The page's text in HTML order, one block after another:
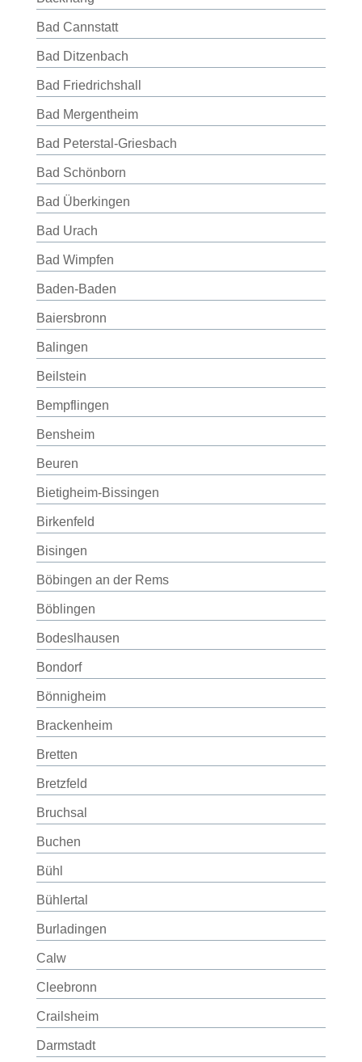
Bad Cannstatt
Bad Ditzenbach
Bad Friedrichshall
Bad Mergentheim
Bad Peterstal-Griesbach
Bad Schönborn
Bad Überkingen
Bad Urach
Bad Wimpfen
Baden-Baden
Baiersbronn
Balingen
Beilstein
Bempflingen
Bensheim
Beuren
Bietigheim-Bissingen
Birkenfeld
Bisingen
Böbingen an der Rems
Böblingen
Bodeslhausen
Bondorf
Bönnigheim
Brackenheim
Bretten
Bretzfeld
Bruchsal
Buchen
Bühl
Bühlertal
Burladingen
Calw
Cleebronn
Crailsheim
Darmstadt